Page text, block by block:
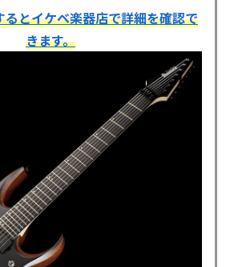
るとイケベ楽器店で詳細を確認で
きます。